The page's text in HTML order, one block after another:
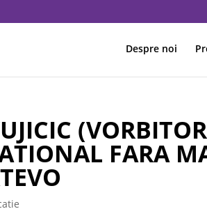
Despre noi
FARA